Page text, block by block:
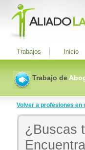
Trabajos Inicio
Trabajo de
Volver a profesiones en
¿Buscas